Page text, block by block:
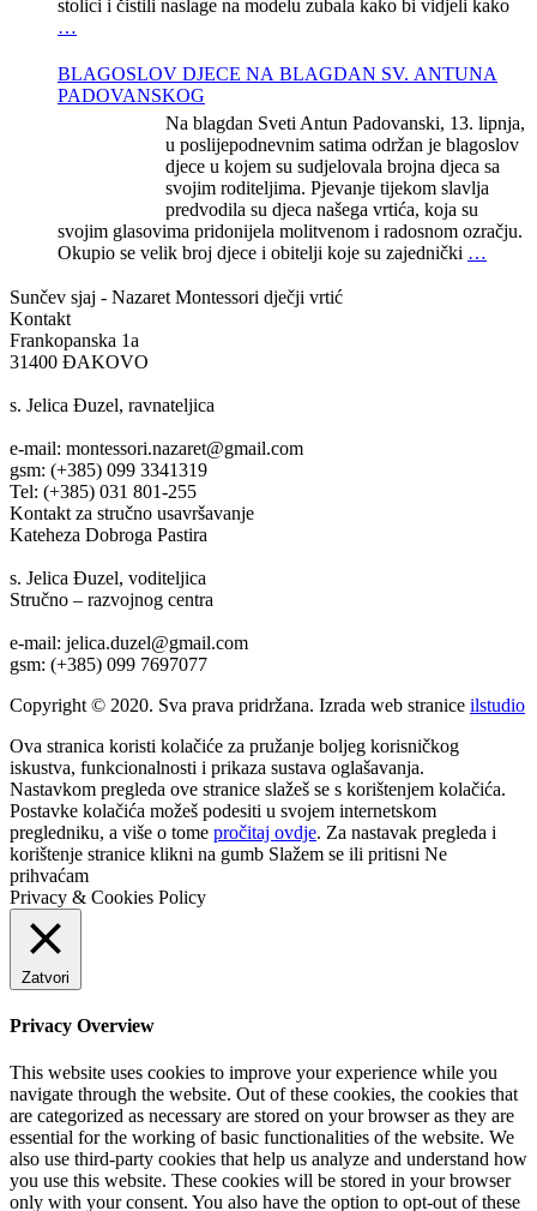
stolici i čistili naslage na modelu zubala kako bi vidjeli kako
…
BLAGOSLOV DJECE NA BLAGDAN SV. ANTUNA
PADOVANSKOG
Na blagdan Sveti Antun Padovanski, 13. lipnja,
u poslijepodnevnim satima održan je blagoslov
djece u kojem su sudjelovala brojna djeca sa
svojim roditeljima. Pjevanje tijekom slavlja
predvodila su djeca našega vrtića, koja su
svojim glasovima pridonijela molitvenom i radosnom ozračju.
Okupio se velik broj djece i obitelji koje su zajednički …
Sunčev sjaj - Nazaret Montessori dječji vrtić
Kontakt
Frankopanska 1a
31400 ĐAKOVO
s. Jelica Đuzel, ravnateljica
e-mail: montessori.nazaret@gmail.com
gsm: (+385) 099 3341319
Tel: (+385) 031 801-255
Kontakt za stručno usavršavanje
Kateheza Dobroga Pastira
s. Jelica Đuzel, voditeljica
Stručno – razvojnog centra
e-mail: jelica.duzel@gmail.com
gsm: (+385) 099 7697077
Copyright © 2020. Sva prava pridržana. Izrada web stranice ilstudio
Ova stranica koristi kolačiće za pružanje boljeg korisničkog
iskustva, funkcionalnosti i prikaza sustava oglašavanja.
Nastavkom pregleda ove stranice slažeš se s korištenjem kolačića.
Postavke kolačića možeš podesiti u svojem internetskom
pregledniku, a više o tome pročitaj ovdje. Za nastavak pregleda i
korištenje stranice klikni na gumb Slažem se ili pritisni Ne
prihvaćam
Privacy & Cookies Policy
Zatvori
Privacy Overview
This website uses cookies to improve your experience while you
navigate through the website. Out of these cookies, the cookies that
are categorized as necessary are stored on your browser as they are
essential for the working of basic functionalities of the website. We
also use third-party cookies that help us analyze and understand how
you use this website. These cookies will be stored in your browser
only with your consent. You also have the option to opt-out of these